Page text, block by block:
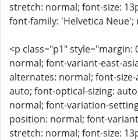
stretch: normal; font-size:
font-family: 'Helvetica Neue';
<p class="p1"
normal; font-variant-east-
alternates: normal; font-
auto; font-optical-sizing:
normal; font-variation-
position: normal; font-
stretch: normal; font-size: